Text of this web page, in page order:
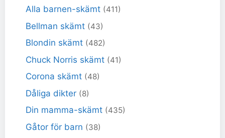
Alla barnen-skämt (411)
Bellman skämt (43)
Blondin skämt (482)
Chuck Norris skämt (41)
Corona skämt (48)
Dåliga dikter (8)
Din mamma-skämt (435)
Gåtor för barn (38)